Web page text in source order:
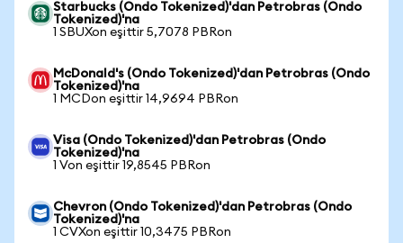
Starbucks (Ondo Tokenized)'dan Petrobras (Ondo
Tokenized)'na
1 SBUXon eşittir 5,7078 PBRon
McDonald's (Ondo Tokenized)'dan Petrobras (Ondo
Tokenized)'na
1 MCDon eşittir 14,9694 PBRon
Visa (Ondo Tokenized)'dan Petrobras (Ondo
Tokenized)'na
1 Von eşittir 19,8545 PBRon
Chevron (Ondo Tokenized)'dan Petrobras (Ondo
Tokenized)'na
1 CVXon eşittir 10,3475 PBRon